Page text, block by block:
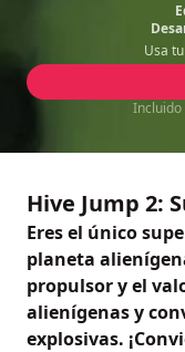
Usa
Incluido
Hive Jump 2:
Eres el único
planeta
propulsor y el
alienígenas y
explosivas.